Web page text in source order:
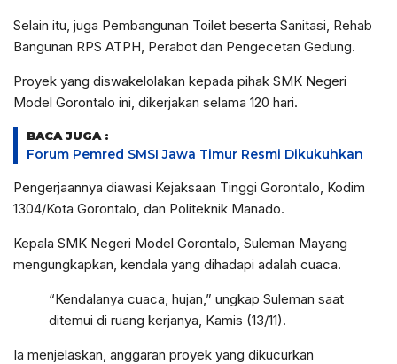
Selain itu, juga Pembangunan Toilet beserta Sanitasi, Rehab
Bangunan RPS ATPH, Perabot dan Pengecetan Gedung.
Proyek yang diswakelolakan kepada pihak SMK Negeri
Model Gorontalo ini, dikerjakan selama 120 hari.
BACA JUGA :
Forum Pemred SMSI Jawa Timur Resmi Dikukuhkan
Pengerjaannya diawasi Kejaksaan Tinggi Gorontalo, Kodim
1304/Kota Gorontalo, dan Politeknik Manado.
Kepala SMK Negeri Model Gorontalo, Suleman Mayang
mengungkapkan, kendala yang dihadapi adalah cuaca.
“Kendalanya cuaca, hujan,” ungkap Suleman saat
ditemui di ruang kerjanya, Kamis (13/11).
Ia menjelaskan, anggaran proyek yang dikucurkan